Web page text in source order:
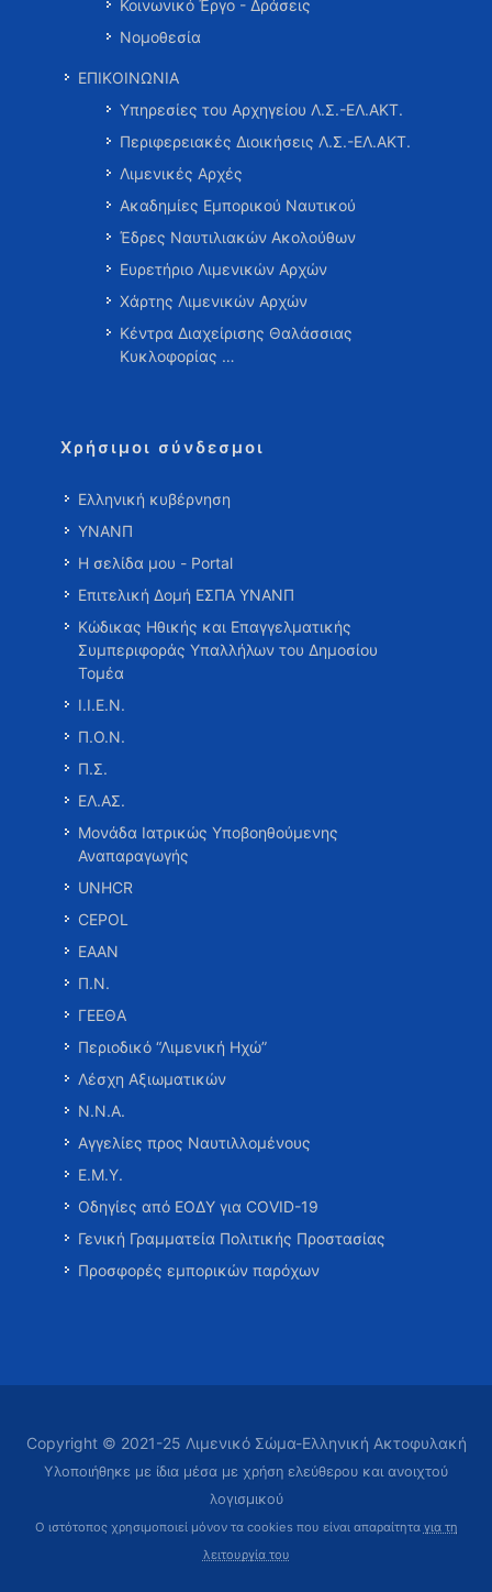
Κοινωνικό Έργο - Δράσεις
Νομοθεσία
ΕΠΙΚΟΙΝΩΝΙΑ
Υπηρεσίες του Αρχηγείου Λ.Σ.-ΕΛ.ΑΚΤ.
Περιφερειακές Διοικήσεις Λ.Σ.-ΕΛ.ΑΚΤ.
Λιμενικές Αρχές
Ακαδημίες Εμπορικού Ναυτικού
Έδρες Ναυτιλιακών Ακολούθων
Ευρετήριο Λιμενικών Αρχών
Χάρτης Λιμενικών Αρχών
Κέντρα Διαχείρισης Θαλάσσιας
Κυκλοφορίας …
Χρήσιμοι σύνδεσμοι
Ελληνική κυβέρνηση
ΥΝΑΝΠ
Η σελίδα μου - Portal
Επιτελική Δομή ΕΣΠΑ ΥΝΑΝΠ
Κώδικας Ηθικής και Επαγγελματικής
Συμπεριφοράς Υπαλλήλων του Δημοσίου
Τομέα
Ι.Ι.Ε.Ν.
Π.Ο.Ν.
Π.Σ.
ΕΛ.ΑΣ.
Μονάδα Ιατρικώς Υποβοηθούμενης
Αναπαραγωγής
UNHCR
CEPOL
ΕΑΑΝ
Π.Ν.
ΓΕΕΘΑ
Περιοδικό “Λιμενική Ηχώ”
Λέσχη Αξιωματικών
Ν.Ν.Α.
Αγγελίες προς Ναυτιλλομένους
Ε.Μ.Υ.
Οδηγίες από ΕΟΔΥ για COVID-19
Γενική Γραμματεία Πολιτικής Προστασίας
Προσφορές εμπορικών παρόχων
Copyright © 2021-25 Λιμενικό Σώμα-Ελληνική Ακτοφυλακή
Υλοποιήθηκε με ίδια μέσα με χρήση ελεύθερου και ανοιχτού
λογισμικού
Ο ιστότοπος χρησιμοποιεί μόνον τα cookies που είναι απαραίτητα για τη
λειτουργία του